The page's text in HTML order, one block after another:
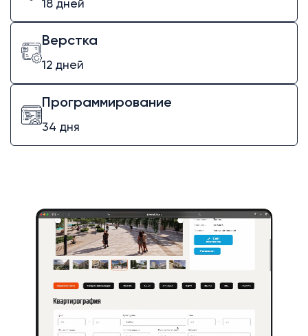
18 дней
Верстка
12 дней
Программирование
34 дня